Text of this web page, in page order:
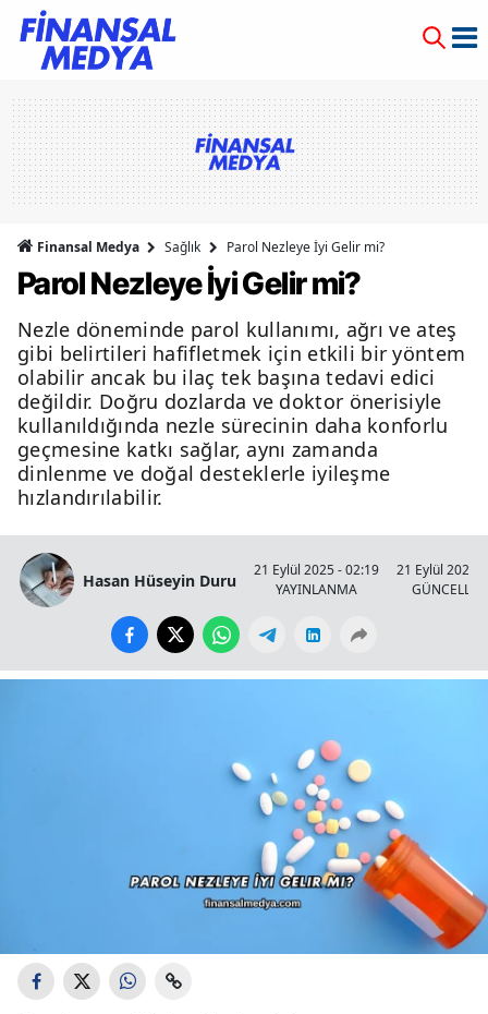
Finansal Medya Sağlık Parol Nezleye İyi Gelir mi?
Parol Nezleye İyi Gelir mi?
Nezle döneminde parol kullanımı, ağrı ve ateş
gibi belirtileri hafifletmek için etkili bir yöntem
olabilir ancak bu ilaç tek başına tedavi edici
değildir. Doğru dozlarda ve doktor önerisiyle
kullanıldığında nezle sürecinin daha konforlu
geçmesine katkı sağlar, aynı zamanda
dinlenme ve doğal desteklerle iyileşme
hızlandırılabilir.
Hasan Hüseyin Duru
21 Eylül 2025 - 02:19
YAYINLANMA
21 Eylül 2025